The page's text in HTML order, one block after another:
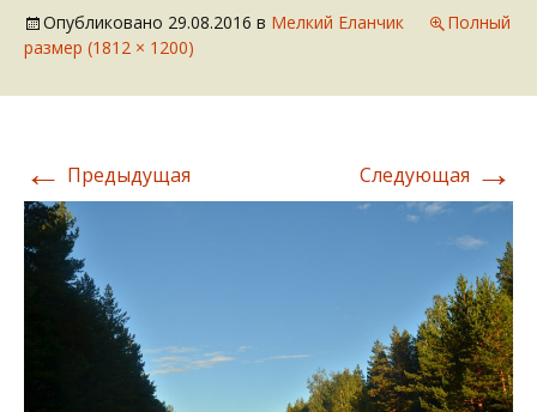
Опубликовано 29.08.2016 в Мелкий Еланчик
Полный
размер (1812 × 1200)
← Предыдущая Следующая →